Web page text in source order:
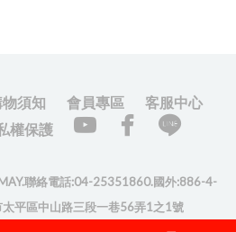
物須知 會員專區
客服中心
權保護
聯絡電話:04-25351860.國外:886-4-
平區中山路三段一巷56弄1之1號